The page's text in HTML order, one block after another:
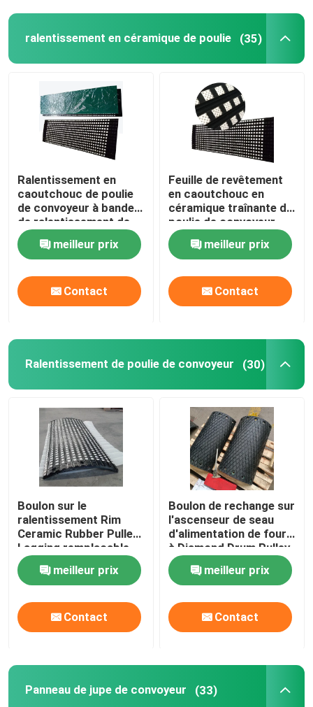
Produits
A propos de nous
Contrôle de la qualité
Contact
nouvelles
Revêtement en céramique d'usage
Revêtement en céramique d'alumine
ralentissement en céramique de poulie
Ralentissement de poulie de convoyeur
Panneau de jupe de convoyeur
double panneau de jupe de joint
Barres d'impact de convoyeur
feuille de polyuréthane
ralentissement en céramique de poulie (35)
Ralentissement en
caoutchouc de poulie
de convoyeur à bande
de ralentissement de
poulie en céramique de
tambourmeilleur prix
Contact
Feuille de revêtement
en caoutchouc en
céramique traînante de
poulie de convoyeur
avec la couche de
collage de NC
meilleur prix
Contact
Ralentissement de poulie de convoyeur (30)
Boulon sur le
ralentissement Rim
Ceramic Rubber Pulley
Lagging remplaçable
de poulie de convoyeur
meilleur prix
Contact
Boulon de rechange sur
l'ascenseur de seau
d'alimentation de four
à Diamond Drum Pulley
Lagging For
meilleur prix
Contact
Panneau de jupe de convoyeur (33)